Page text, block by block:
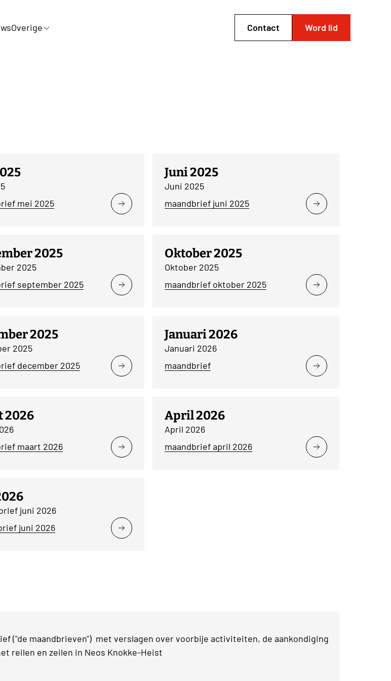
Overige Contact Word lid
mei 2025
Juni 2025
Juni 2025
maandbrief juni 2025
2025
2025
september 2025
Oktober 2025
Oktober 2025
maandbrief oktober 2025
2025
2025
december 2025
Januari 2026
Januari 2026
maandbrief
2026
maart 2026
April 2026
April 2026
maandbrief april 2026
juni 2026
juni 2026
("de maandbrieven") met verslagen over voorbije activiteiten, de aankondiging
reilen en zeilen in Neos Knokke-Heist